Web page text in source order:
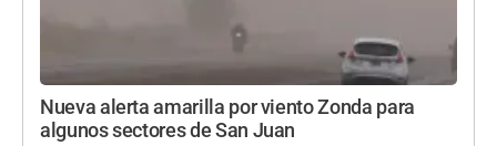
Nueva alerta amarilla por viento Zonda para
algunos sectores de San Juan